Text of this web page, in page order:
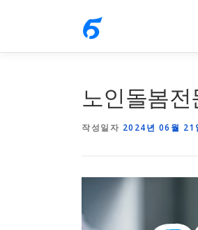
으
노인돌봄
작성일자 2024년 06월 21